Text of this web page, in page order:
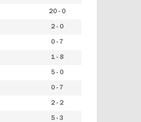
20 - 0
2 - 0
0 - 7
1 - 8
5 - 0
0 - 7
2 - 2
5 - 3